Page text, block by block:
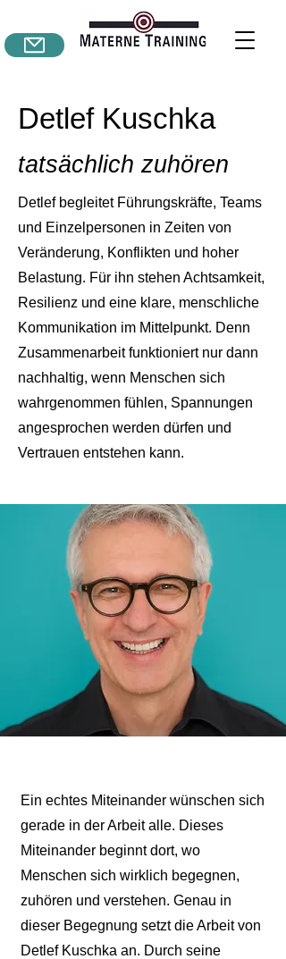
Detlef Kuschka
tatsächlich zuhören
Detlef begleitet Führungskräfte, Teams
und Einzelpersonen in Zeiten von
Veränderung, Konflikten und hoher
Belastung. Für ihn stehen Achtsamkeit,
Resilienz und eine klare, menschliche
Kommunikation im Mittelpunkt. Denn
Zusammenarbeit funktioniert nur dann
nachhaltig, wenn Menschen sich
wahrgenommen fühlen, Spannungen
angesprochen werden dürfen und
Vertrauen entstehen kann.
Ein echtes Miteinander wünschen sich
gerade in der Arbeit alle. Dieses
Miteinander beginnt dort, wo
Menschen sich wirklich begegnen,
zuhören und verstehen. Genau in
dieser Begegnung setzt die Arbeit von
Detlef Kuschka an. Durch seine